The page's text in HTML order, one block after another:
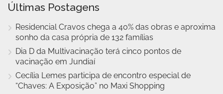
Últimas Postagens
Residencial Cravos chega a 40% das obras e aproxima
sonho da casa própria de 132 famílias
Dia D da Multivacinação terá cinco pontos de
vacinação em Jundiaí
Cecília Lemes participa de encontro especial de
“Chaves: A Exposição” no Maxi Shopping